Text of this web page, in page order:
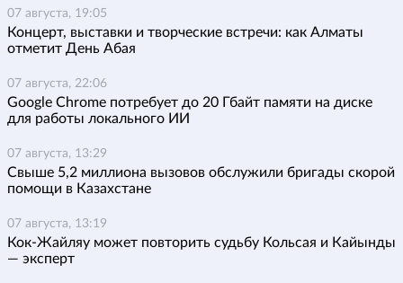
07 августа, 19:05
Концерт, выставки и творческие встречи: как Алматы
отметит День Абая
07 августа, 22:06
Google Chrome потребует до 20 Гбайт памяти на диске
для работы локального ИИ
07 августа, 13:29
Свыше 5,2 миллиона вызовов обслужили бригады скорой
помощи в Казахстане
07 августа, 13:19
Кок-Жайляу может повторить судьбу Кольсая и Кайынды
— эксперт